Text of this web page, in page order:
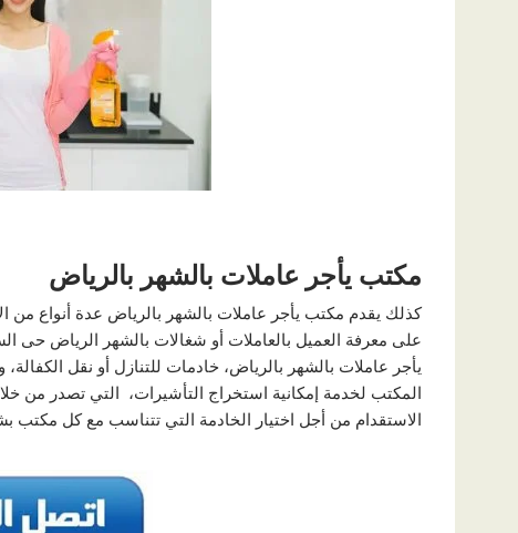
مكتب يأجر عاملات بالشهر بالرياض
كذلك يقدم مكتب يأجر عاملات بالشهر بالرياض عدة أنواع من
على معرفة العميل بالعاملات أو شغالات بالشهر الرياض حى
المكتب لخدمة إمكانية استخراج التأشيرات، التي تصدر من
الاستقدام من أجل اختيار الخادمة التي تتناسب مع كل مكتب